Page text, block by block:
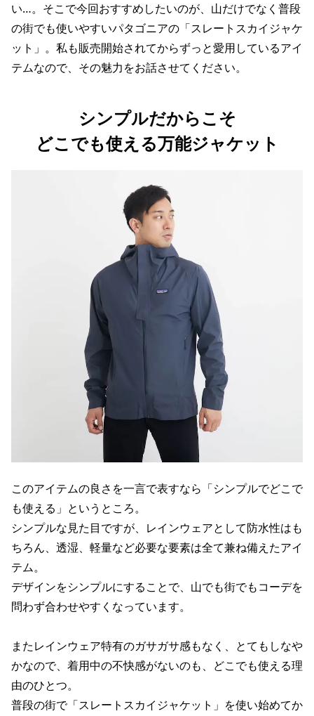
い…。そこで今回おすすめしたいのが、山だけでなく普段
の街でも使いやすいパタゴニアの「スレートスカイジャケ
ット」。私も販売開始されてからずっと愛用しているアイ
テムなので、その魅力をお話させてください。
シンプルだからこそ
どこでも使える万能ジャケット
このアイテムの良さを一言で表すなら「シンプルでどこで
も使える」というところ。
シンプルな見た目ですが、レインウェアとして防水性はも
ちろん、透湿、軽量など必要な要素は全て兼ね備えたアイ
テム。
デザインをシンプルにすることで、山でも街でもコーデを
問わず合わせやすくなっています。
またレインウェア特有のガサガサ感もなく、とてもしなや
かなので、着用中の不快感がないのも、どこでも使える理
由のひとつ。
普段の街で「スレートスカイジャケット」を使い始めてか